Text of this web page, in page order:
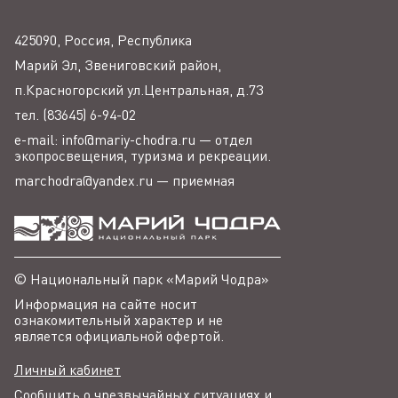
425090, Россия, Республика
Марий Эл, Звениговский район,
п.Красногорский ул.Центральная, д.73
тел. (83645) 6-94-02
e-mail: info@mariy-chodra.ru — отдел
экопросвещения, туризма и рекреации.
marchodra@yandex.ru — приемная
© Национальный парк «Марий Чодра»
Информация на сайте носит
ознакомительный характер и не
является официальной офертой.
Личный кабинет
Сообщить о чрезвычайных ситуациях и